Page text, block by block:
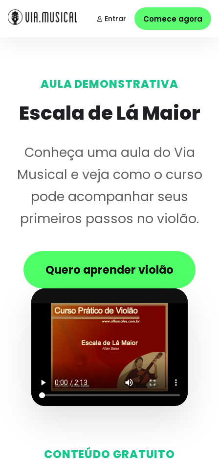
Entrar Comece agora
AULA DEMONSTRATIVA
Escala de Lá Maior
Conheça uma aula do Via
Musical e veja como o curso
pode acompanhar seus
primeiros passos no violão.
Quero aprender violão
CONTEÚDO GRATUITO